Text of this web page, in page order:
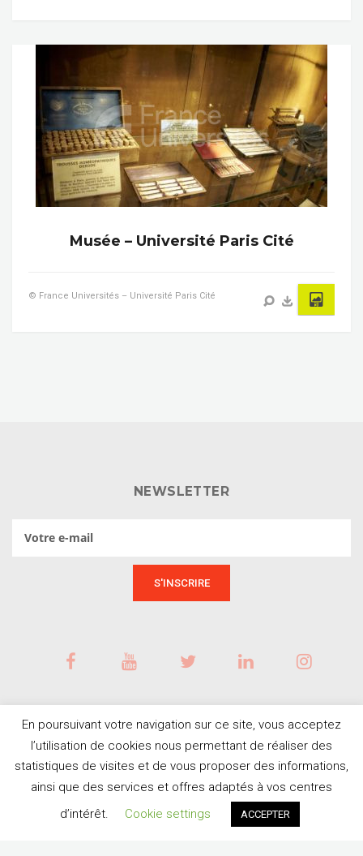
Musée – Université Paris Cité
© France Universités – Université Paris Cité
NEWSLETTER
© Tous droits réservésBESOIN D'AIDE ?
En poursuivant votre navigation sur ce site, vous acceptez
l’utilisation de cookies nous permettant de réaliser des
statistiques de visites et de vous proposer des informations,
ainsi que des services et offres adaptés à vos centres
d’intérêt.
Cookie settings ACCEPTER